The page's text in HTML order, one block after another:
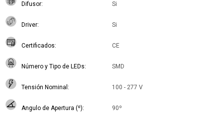
Difusor Si
Driver Si
Certificados CE
Número y Tipo de LEDs SMD
Tensión Nominal 100 - 277 V
Angulo de Apertura (º) 90º